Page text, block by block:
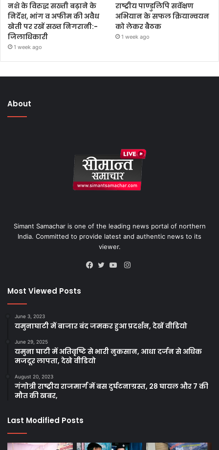
नशे के विरुद्ध सख्ती बढ़ाने के
निर्देश, भांग व अफीम की अवैध
खेती पर रखें सख्त निगरानी:-
जिलाधिकारी
1 week ago
राष्ट्रीय पाण्डुलिपि सर्वेक्षण
अभियान के सफल क्रियान्वयन
को लेकर बैठक
1 week ago
About
Simant Samachar is one of the leading news portal of northern
India. Committed to provide latest and authentic news to its
viewer.
Instagram
Most Viewed Posts
June 3, 2023
यमुनाघाटी में बाजार बंद जमकर हुआ प्रदर्शन, देखें वीडियो
June 29, 2025
यमुना घाटी में अतिवृष्टि से भारी नुकसान, आधा दर्जन से अधिक
मजदूर लापता, देखे वीडियो
August 20, 2023
गंगोत्री राष्ट्रीय राजमार्ग में बस दुर्घटनाग्रस्त, 28 घायल और 7 की
मौत की खबर,
Last Modified Posts